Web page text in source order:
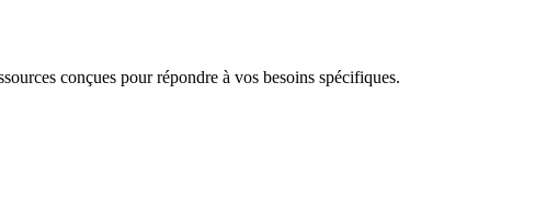
conçues pour répondre à vos besoins spécifiques.